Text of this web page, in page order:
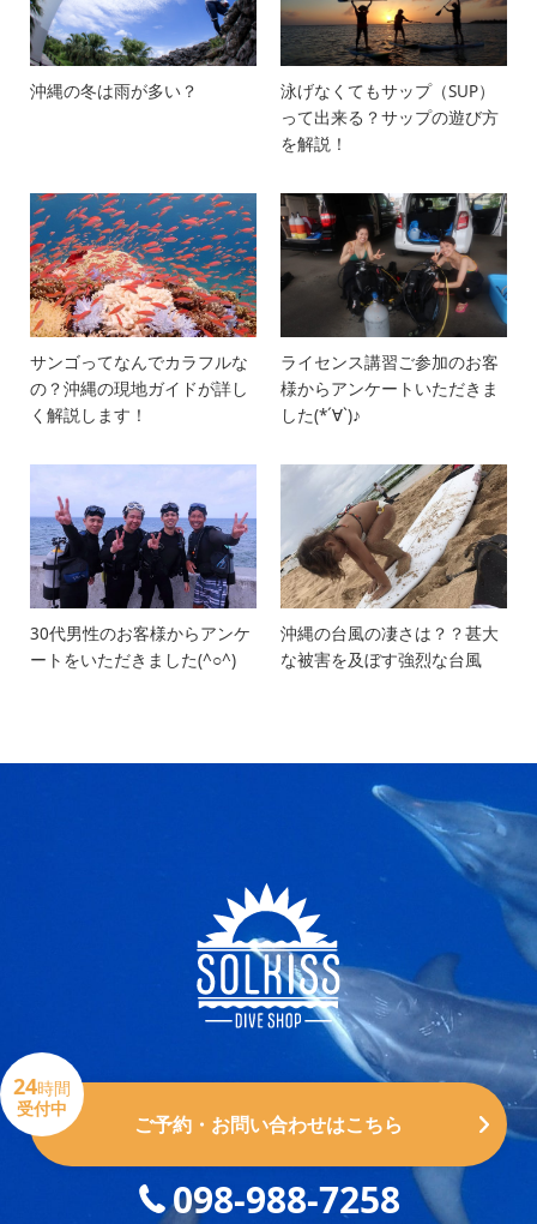
沖縄の冬は雨が多い？
泳げなくてもサップ（SUP）
って出来る？サップの遊び方
を解説！
サンゴってなんでカラフルな
の？沖縄の現地ガイドが詳し
く解説します！
ライセンス講習ご参加のお客
様からアンケートいただきま
した(*´∀`)♪
30代男性のお客様からアンケ
ートをいただきました(^○^)
沖縄の台風の凄さは？？甚大
な被害を及ぼす強烈な台風
24時間
受付中
ご予約・お問い合わせはこちら
098-988-7258